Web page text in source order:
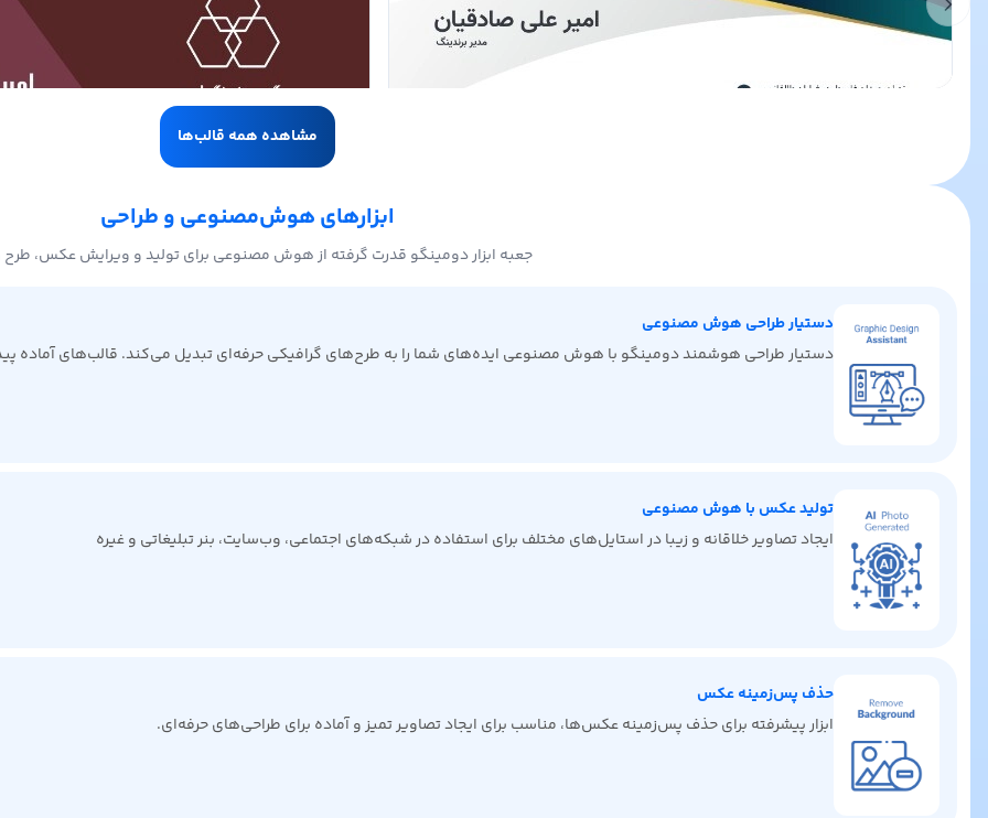
Previous slide
مشاهده همه قالب‌ها
ابزارهای هوش‌مصنوعی و طراحی
جعبه ابزار دومینگو قدرت گرفته از هوش مصنوعی برای تولید و ویرایش عکس،
دستیار طراحی هوش مصنوعی
دستیار طراحی هوشمند دومینگو با هوش مصنوعی ایده‌های شما را به طرح‌های گرافیکی حرفه‌ای تبدیل می‌کند. قالب‌های آماده
تولید عکس با هوش مصنوعی
ایجاد تصاویر خلاقانه و زیبا در استایل‌های مختلف برای استفاده در شبکه‌های اجتماعی، وب‌سایت، بنر تبلیغاتی و غیره
حذف پس‌زمینه عکس
ابزار پیشرفته برای حذف پس‌زمینه عکس‌ها، مناسب برای ایجاد تصاویر تمیز و آماده برای طراحی‌های حرفه‌ای.